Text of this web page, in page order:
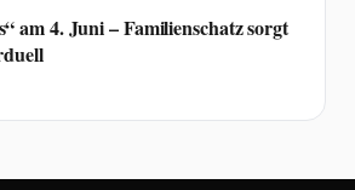
am 4. Juni – Familienschatz sorgt